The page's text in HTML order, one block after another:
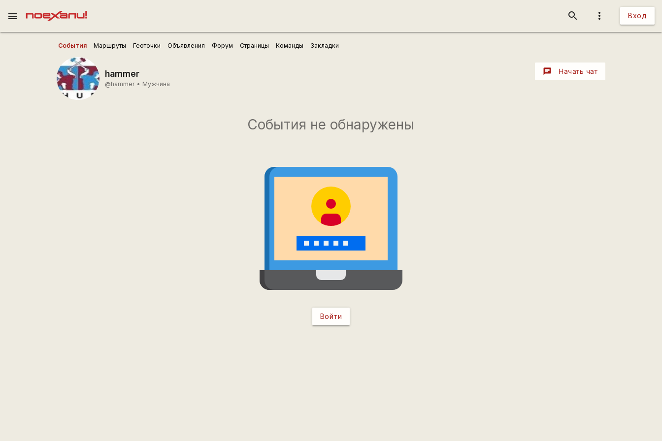
more_vert Вход
search
menu
События Маршруты Геоточки Объявления Форум Страницы Команды Закладки
hammer
@hammer • Мужчина
chat Начать чат
События не обнаружены
Войти